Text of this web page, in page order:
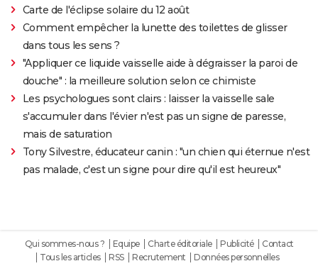
Carte de l'éclipse solaire du 12 août
Comment empêcher la lunette des toilettes de glisser
dans tous les sens ?
"Appliquer ce liquide vaisselle aide à dégraisser la paroi de
douche" : la meilleure solution selon ce chimiste
Les psychologues sont clairs : laisser la vaisselle sale
s'accumuler dans l'évier n'est pas un signe de paresse,
mais de saturation
Tony Silvestre, éducateur canin : "un chien qui éternue n'est
pas malade, c'est un signe pour dire qu'il est heureux"
Qui sommes-nous ? Equipe Charte éditoriale Publicité
Contact
Tous les articles
RSS Recrutement
Données personnelles